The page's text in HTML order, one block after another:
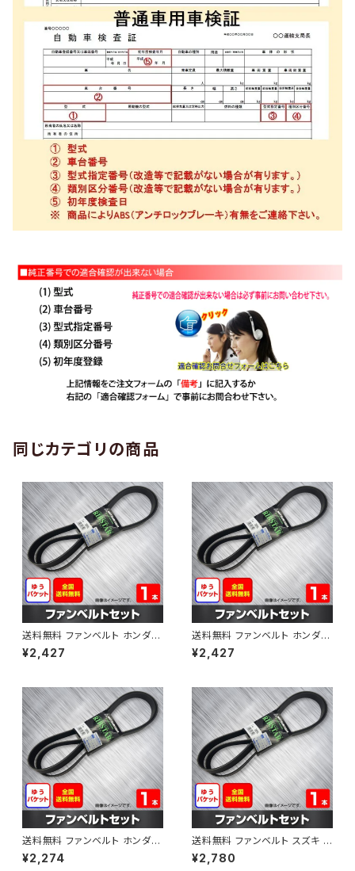
同じカテゴリの商品
送料無料 ファンベルト ホンダ
ゼスト 型式JE1 H18.03～H24.
11 （国内トップメーカー） 1本 H
¥2,427
送料無料 ファンベルト ホンダ ラ
イフ 型式JB6 H15.09～H20.1
1 （国内トップメーカー） 1本 HA
¥2,427
送料無料 ファンベルト ホンダ フ
ィット 型式GE6 H19.10～H25.
09 （国内トップメーカー） 1本 H
¥2,274
送料無料 ファンベルト スズキ ス
ペーシア 型式MK32S H25.03
～H30.02 （国内トップメーカ
¥2,780